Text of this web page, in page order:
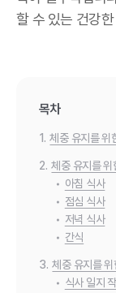
할 수 있는 건강
목차
1. 체중 유지를 위
2. 체중 유지를 위
• 아침 식사
• 점심 식사
• 저녁 식사
• 간식
3. 체중 유지를
• 식사 일지